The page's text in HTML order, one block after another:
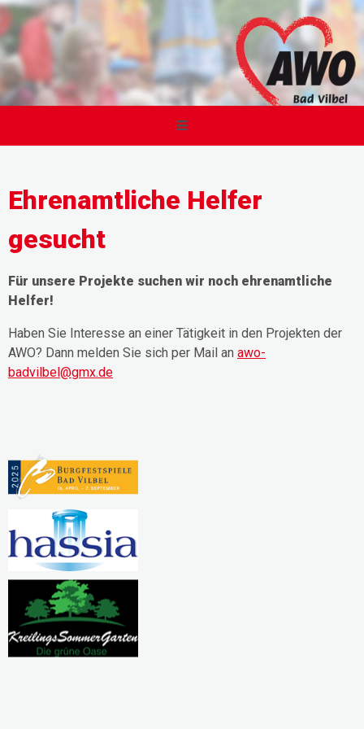
Ehrenamtliche Helfer
gesucht
Für unsere Projekte suchen wir noch ehrenamtliche
Helfer!
Haben Sie Interesse an einer Tätigkeit in den Projekten der
AWO? Dann melden Sie sich per Mail an awo-
badvilbel@gmx.de